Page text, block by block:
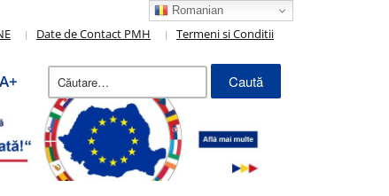
Date de Contact PMH Termeni si Conditii
A+
Caută
după:
Romanian